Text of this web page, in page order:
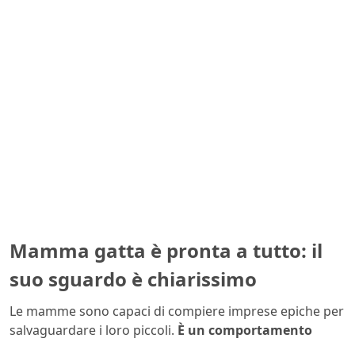
Mamma gatta è pronta a tutto: il
suo sguardo è chiarissimo
Le mamme sono capaci di compiere imprese epiche per
salvaguardare i loro piccoli. È un comportamento